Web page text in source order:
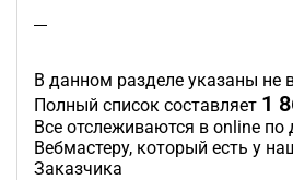
В данном разделе указаны не
Полный список составляет 1
Все отслеживаются в online по
Вебмастеру, который есть у
Заказчика